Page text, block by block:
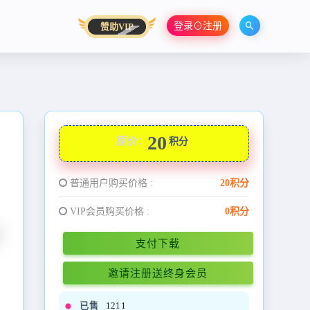
赞助VIP 登录⊙注册
原价： 20 积分
普通用户购买价格 : 20积分
VIP会员购买价格 : 0积分
支付下载
邀请注册送终身会员
已售 1211